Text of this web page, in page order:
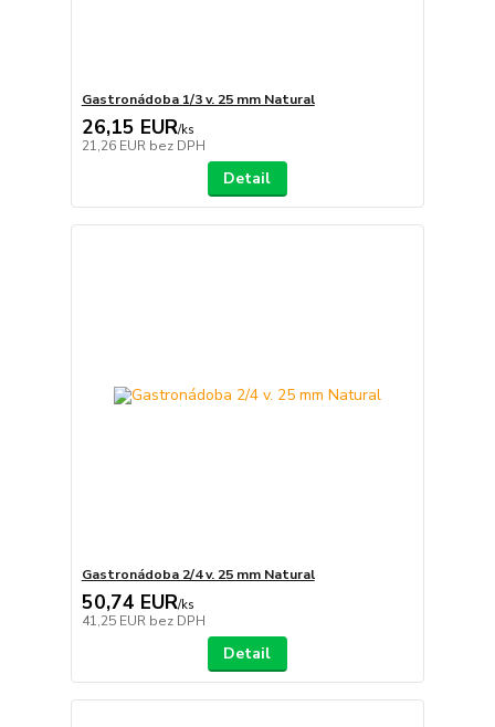
Gastronádoba 1/3 v. 25 mm Natural
26,15 EUR/ks
21,26 EUR bez DPH
Detail
Gastronádoba 2/4 v. 25 mm Natural
50,74 EUR/ks
41,25 EUR bez DPH
Detail